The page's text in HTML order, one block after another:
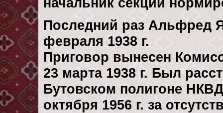
Последний раз Альфред
февраля 1938 г.
Приговор вынесен
23 марта 1938 г. Был
Бутовском полигоне
октября 1956 г. за